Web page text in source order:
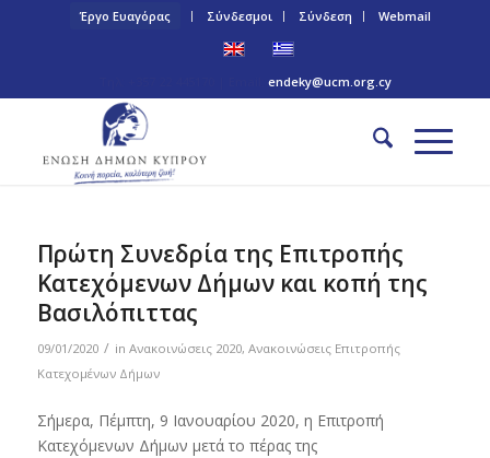
Έργο Ευαγόρας Σύνδεσμοι Σύνδεση Webmail
endeky@ucm.org.cy
Πρώτη Συνεδρία της Επιτροπής
Κατεχόμενων Δήμων και κοπή της
Βασιλόπιττας
09/01/2020 / in Ανακοινώσεις 2020, Ανακοινώσεις Επιτροπής
Κατεχομένων Δήμων
Σήμερα, Πέμπτη, 9 Ιανουαρίου 2020, η Επιτροπή
Κατεχόμενων Δήμων μετά το πέρας της